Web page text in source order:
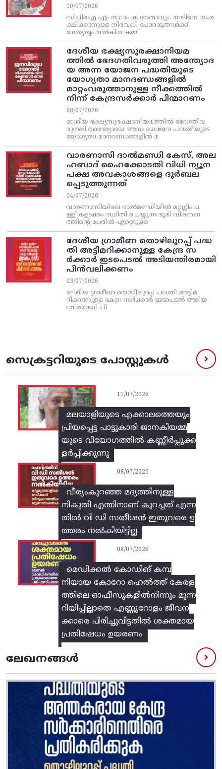
10/07/2026
സിപിഐ എം സ്ഥാപക നേതാവും, നാടിനെ സംര
ക്ഷിക്കാനുള്ള നിരവധി പോരാട്ടങ്ങള്‍ക്ക്‌
നേതൃത്വം നല്‍കിയ കമ്മ്
ദേശീയ ഭക്ഷ്യസുരക്ഷാനിയമ
ത്തിൽ ഭേദഗതിവരുത്തി അന്ത്യോദ
യ അന്ന യോജന പദ്ധതിയുടെ
യോഗ്യതാ മാനദണ്ഡങ്ങളിൽ
മാറ്റംവരുത്താനുള്ള നീക്കത്തിൽ
നിന്ന്‌ കേന്ദ്രസർക്കാർ പിന്മാറണം
08/07/2026
ദേശീയ ഭക്ഷ്യസുരക്ഷാനിയമത്തിൽ ഭേദഗതിവ
രുത്തി അന്ത്യോദയ അന്ന യോജന പദ്ധതിയുടെ
യോഗ്യതാ മാനദണ്ഡങ്ങളിൽ മ
വാരണാസി ദാൽമണ്ഡി കേസ്, അല
ഹബാദ് ഹൈക്കോടതി വിധി ന്യൂന
പക്ഷ അവകാശങ്ങളെ ദുർബല
പ്പെടുത്തുന്നത്
04/07/2026
വാരണാസിയിലെ ദാൽമണ്ഡിയിൽ മുസ്ലിം പ
ള്ളികളടക്കം സ്ഥിതി ചെയ്യുന്ന ഭൂമി വികസന
ത്തിന്റെ പേരിൽ ഏറ്റെടുക്ക
ദേശീയ ഗ്രാമീണ തൊഴിലുറപ്പ്‌ പദ്ധ
തി അട്ടിമറിക്കാനുള്ള കേന്ദ്ര സ
ര്‍ക്കാര്‍ ഇടപെടല്‍ അടിയന്തിരമായി
പിന്‍വലിക്കണം
03/07/2026
ദേശീയ ഗ്രാമീണ തൊഴിലുറപ്പ്‌ പദ്ധതി അട്ടിമ
റിക്കാനുള്ള കേന്ദ്ര സര്‍ക്കാര്‍ ഇടപെടല്‍ അടിയ
ന്തിരമായി പി
സെക്രട്ടറിയുടെ പോസ്റ്റുകൾ
മലയാളിയുടെ എക്കാലത്തെയും
പ്രിയപ്പെട്ട പാട്ടുകാരി ജാനകിയമ്മ
യുടെ വിയോഗത്തിൽ കണ്ണീർപ്പൂക്ക
ളർപ്പിക്കുന്നു
11/07/2026
വീര്യംകുറഞ്ഞ മദ്യത്തിനുള്ള
നികുതി എന്തിനാണ് കുറച്ചത് എന്ന
തിൽ വി ഡി സതീശൻ ഇതുവരെ ഉ
ത്തരം നൽകിയിട്ടില്ല
08/07/2026
മെഡിക്കൽ കോഡിങ് കമ്പ
നിയായ കോറോ ഹെൽത്ത് കേരള
ത്തിലെ ഓഫീസുകളിൽനിന്നും മുന്ന
റിയിപ്പില്ലാതെ എണ്ണൂറോളം ജീവന
ക്കാരെ പിരിച്ചുവിട്ടതിൽ‌ ശക്തമായ
പ്രതിഷേധം ഉയരണം
08/07/2026
ലേഖനങ്ങൾ